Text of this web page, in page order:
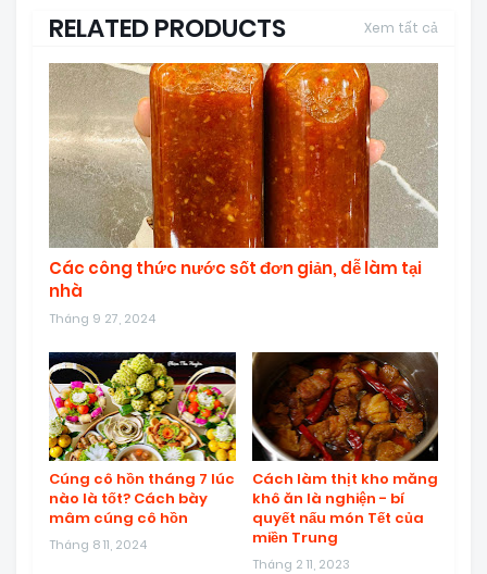
RELATED PRODUCTS Xem tất cả
Các công thức nước sốt đơn giản, dễ làm tại
nhà
Tháng 9 27, 2024
Cúng cô hồn tháng 7 lúc
nào là tốt? Cách bày
mâm cúng cô hồn
Tháng 8 11, 2024
Cách làm thịt kho măng
khô ăn là nghiện - bí
quyết nấu món Tết của
miền Trung
Tháng 2 11, 2023